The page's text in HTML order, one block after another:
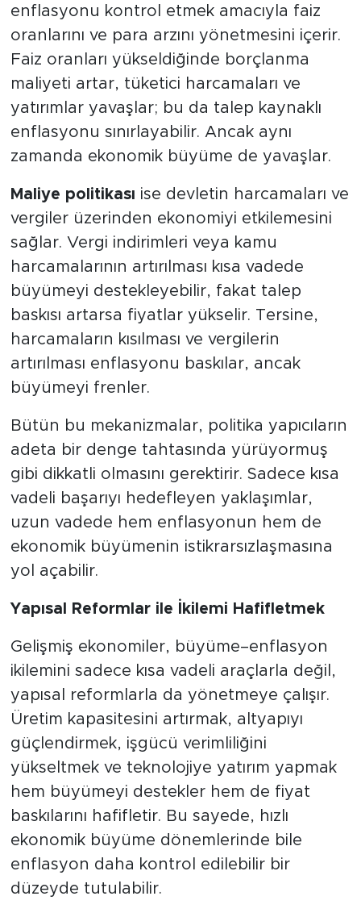
enflasyonu kontrol etmek amacıyla faiz
oranlarını ve para arzını yönetmesini içerir.
Faiz oranları yükseldiğinde borçlanma
maliyeti artar, tüketici harcamaları ve
yatırımlar yavaşlar; bu da talep kaynaklı
enflasyonu sınırlayabilir. Ancak aynı
zamanda ekonomik büyüme de yavaşlar.
Maliye politikası ise devletin harcamaları ve
vergiler üzerinden ekonomiyi etkilemesini
sağlar. Vergi indirimleri veya kamu
harcamalarının artırılması kısa vadede
büyümeyi destekleyebilir, fakat talep
baskısı artarsa fiyatlar yükselir. Tersine,
harcamaların kısılması ve vergilerin
artırılması enflasyonu baskılar, ancak
büyümeyi frenler.
Bütün bu mekanizmalar, politika yapıcıların
adeta bir denge tahtasında yürüyormuş
gibi dikkatli olmasını gerektirir. Sadece kısa
vadeli başarıyı hedefleyen yaklaşımlar,
uzun vadede hem enflasyonun hem de
ekonomik büyümenin istikrarsızlaşmasına
yol açabilir.
Yapısal Reformlar ile İkilemi Hafifletmek
Gelişmiş ekonomiler, büyüme–enflasyon
ikilemini sadece kısa vadeli araçlarla değil,
yapısal reformlarla da yönetmeye çalışır.
Üretim kapasitesini artırmak, altyapıyı
güçlendirmek, işgücü verimliliğini
yükseltmek ve teknolojiye yatırım yapmak
hem büyümeyi destekler hem de fiyat
baskılarını hafifletir. Bu sayede, hızlı
ekonomik büyüme dönemlerinde bile
enflasyon daha kontrol edilebilir bir
düzeyde tutulabilir.